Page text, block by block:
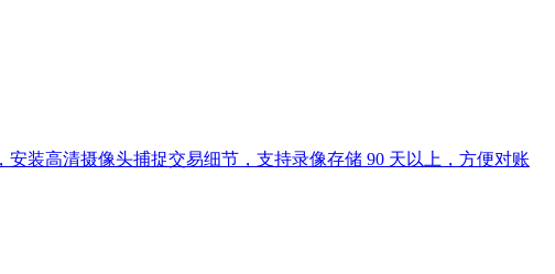
装高清摄像头捕捉交易细节，支持录像存储 90 天以上，方便对账